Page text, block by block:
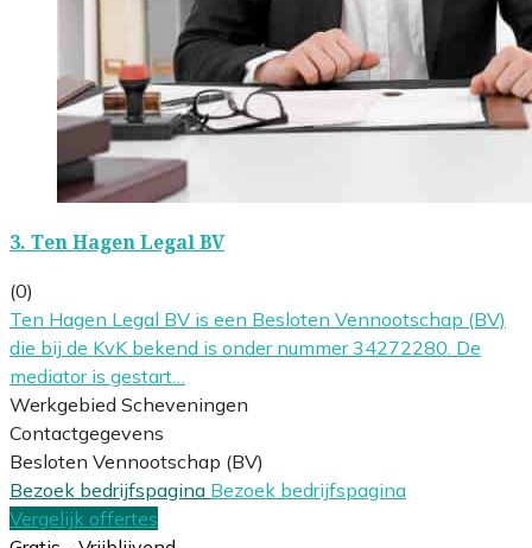
3. Ten Hagen Legal BV
(0)
Ten Hagen Legal BV is een Besloten Vennootschap (BV)
die bij de KvK bekend is onder nummer 34272280. De
mediator is gestart…
Werkgebied Scheveningen
Contactgegevens
Besloten Vennootschap (BV)
Bezoek bedrijfspagina Bezoek bedrijfspagina
Vergelijk offertes